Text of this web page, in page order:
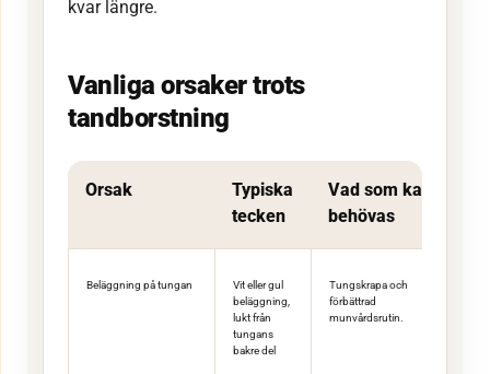
kvar längre.
Vanliga orsaker trots
tandborstning
Orsak
Typiska
tecken
Vad som kan
behövas
Beläggning på tungan
Vit eller gul
beläggning,
lukt från
tungans
bakre del
Tungskrapa och
förbättrad
munvårdsrutin.